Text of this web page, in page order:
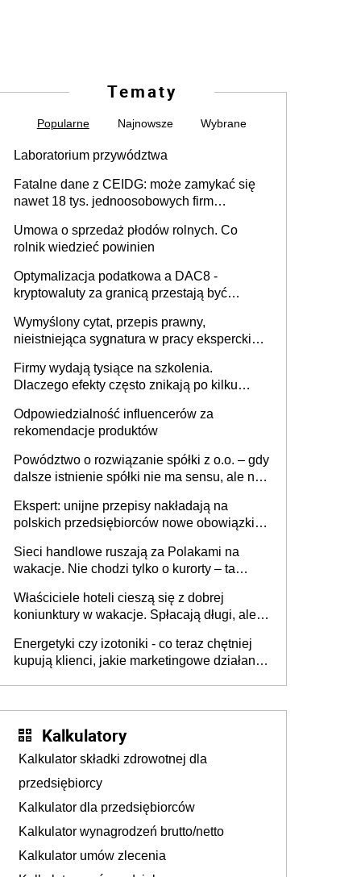
Tematy
Popularne Najnowsze Wybrane
Laboratorium przywództwa
Fatalne dane z CEIDG: może zamykać się
nawet 18 tys. jednoosobowych firm
Umowa o sprzedaż płodów rolnych. Co
rolnik wiedzieć powinien
Optymalizacja podatkowa a DAC8 -
kryptowaluty za granicą przestają być
Wymyślony cytat, przepis prawny,
nieistniejąca sygnatura w pracy eksperckiej -
firmie
Firmy wydają tysiące na szkolenia.
Dlaczego efekty często znikają po kilku
Odpowiedzialność influencerów za
rekomendacje produktów
Powództwo o rozwiązanie spółki z o.o. – gdy
dalsze istnienie spółki nie ma sensu, ale nie
Ekspert: unijne przepisy nakładają na
polskich przedsiębiorców nowe obowiązki w
Sieci handlowe ruszają za Polakami na
wakacje. Nie chodzi tylko o kurorty – ta
tam, gdzie wielu spędzi urlop po cichu
Właściciele hoteli cieszą się z dobrej
koniunktury w wakacje. Spłacają długi, ale
Energetyki czy izotoniki - co teraz chętniej
kupują klienci, jakie marketingowe działania
Kalkulatory
Kalkulator składki zdrowotnej dla
przedsiębiorcy
Kalkulator dla przedsiębiorców
Kalkulator wynagrodzeń brutto/netto
Kalkulator umów zlecenia